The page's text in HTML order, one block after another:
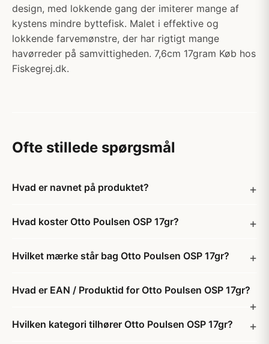
design, med lokkende gang der imiterer mange af
kystens mindre byttefisk. Malet i effektive og
lokkende farvemønstre, der har rigtigt mange
havørreder på samvittigheden. 7,6cm 17gram Køb hos
Fiskegrej.dk.
Ofte stillede spørgsmål
Hvad er navnet på produktet?
Hvad koster Otto Poulsen OSP 17gr?
Hvilket mærke står bag Otto Poulsen OSP 17gr?
Hvad er EAN / Produktid for Otto Poulsen OSP 17gr?
Hvilken kategori tilhører Otto Poulsen OSP 17gr?